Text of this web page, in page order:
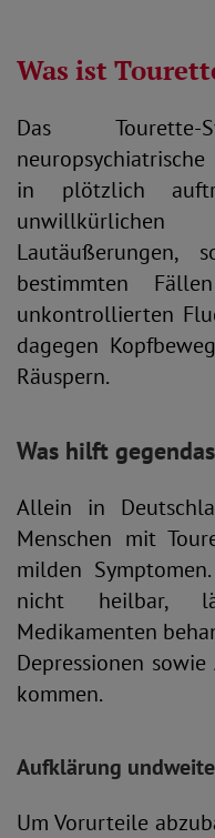
Was ist
Das
in plötzlich
Lautäußerungen,
bestimmten
unkontrollierten
dagegen
Räuspern.
Was hilft gegen
Allein in
Menschen mit
milden
nicht heilbar,
Medikamenten
Depressionen
kommen.
Aufklärung und
Um Vorurteile